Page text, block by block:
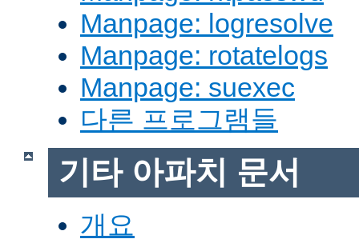
Manpage: logresolve
Manpage: rotatelogs
Manpage: suexec
다른 프로그램들
기타 아파치 문서
개요